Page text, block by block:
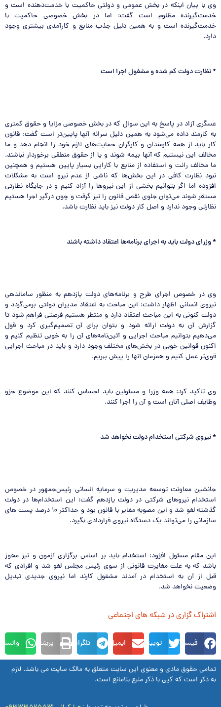
وی با بیان اینکه در بخش عمومی و دولتی حاکمیت با خدمت‌دهنده است و
خدمت‌گیرنده مظلوم است گفت: اما در بخش خصوصی حاکمیت با
خدمت‌گیرنده است و به همین دلیل جذب منابع و کارآمدی بیشتری وجود
دارد.
*نظارت دولت کم شده و مشغول اجرا است
عسگری آزاد در پاسخ به این سوال که در بخش خصوصی مزایا و حقوق کمتری
به کارمند داده می‌شود به همین دلیل سرانه آنها پایین‌تر است گفت: قانون
کار باید از همه کارمندان و کارگران حمایت‌های لازم خود را انجام دهد و ما
مخالف این نیستیم که آنها بیمه شوند و یا از حقوق منطقی برخوردار نباشند.
ما مخالف رانت و استفاده از منابع با کارایی بسیار پایین هستیم و همچنین
نبود نظارت کافی در این بخش‌ها که ناشی از عدم نیرو است به مشکلات
افزوده اما اگر بتوانیم بخشی از این نیروها را آزاد کنیم و در جایگاه نظارتی
مستقر شوند می‌توان جلوی نقص قانون را نیز گرفت و چون درگیر اجرا هستیم
نظارتی وجود ندارد و اصل کار دولت نیز باید نظارت باشد.
*وزرای دولت باید به اجرای برنامه‌ها اعتقاد داشته باشند
وی در خصوص اجرای طرح و برنامه‌های دولت یازدهم به منظور ساماندهی
نیروی انسانی اظهار داشت: این مباحث به اعتقاد مدیران دولتی برمی‌گردد و
دولت کنونی به این مباحث اعتقاد دارد و منتظر هستیم فرصتی فراهم شود تا
گزارش آن به دولت ارائه شود و بتوان برای آن تصمیم‌گیری کرد و قول
می‌دهیم بتوانیم مباحث اجرایی و آئین‌نامه‌های آن را به خوبی تنظیم کنیم و
اکنون قوانین خوبی در بخش‌های مختلف وجود دارد و باید در مباحث اجرایی
قوی‌تر عمل کنیم و همزمان آنها را پیش ببریم.
وی تاکید کرد: همه وزرا و مسئولین باید احساس کنند که این موضوع جزو
وظایف اصلی آنان است و آن را اجرا کنند.
*نیروی شرکتی استخدام دولت نخواهد شد
جانشین معاونت توسعه مدیریت و سرمایه انسانی رئیس‌جمهور در خصوص
استخدام نیروهای شرکتی در دولت یازدهم گفت: این استخدام‌ها در دولت
گذشته لغو شد و این مصوبه مغایر با قانون بود و حداکثر ۱۰ درصد پست های
سازمانی را می‌تواند یک دستگاه نیروی قراردادی بگیرد.
این مقام مسئول افزود: استخدام باید بر اساس برگزاری آزمون و نیز مجوز
باشد که به علت مغایرت قانونی از سوی رئیس‌ مجلس لغو شد و افرادی که
قبل از آن به استخدام در آمدند مشغول کارند اما نیروی جدیدی تبدیل
وضعیت نخواهد شد.
اشتراک گزاری در شبکه های اجتماعی
فیسبوک توییتر ایمیل تلگرام پرینت
تمامی حقوق مادی و معنوی این سایت متعلق به مالک سایت می باشد. لازم
به ذکر است که کپی با ذکر منبع بلامانع است.